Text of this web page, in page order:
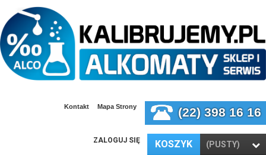
Kontakt Mapa Strony (22) 398 16 16
KOSZYK (PUSTY)
ZALOGUJ SIĘ